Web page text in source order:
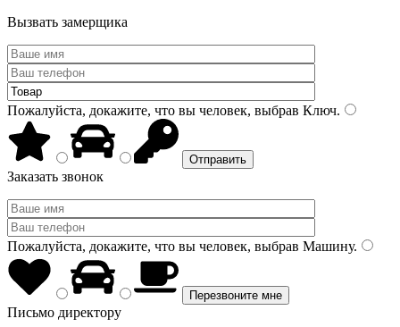
Вызвать замерщика
Пожалуйста, докажите, что вы человек, выбрав Ключ.
Заказать звонок
Пожалуйста, докажите, что вы человек, выбрав Машину.
Письмо директору